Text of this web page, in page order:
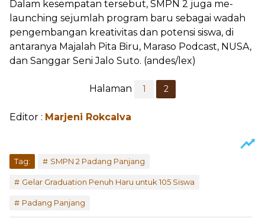
Dalam kesempatan tersebut, SMPN 2 juga me-
launching sejumlah program baru sebagai wadah
pengembangan kreativitas dan potensi siswa, di
antaranya Majalah Pita Biru, Maraso Podcast, NUSA,
dan Sanggar Seni Jalo Suto. (andes/lex)
Halaman 1 2
Editor : Marjeni Rokcalva
Tag: SMPN 2 Padang Panjang
Gelar Graduation Penuh Haru untuk 105 Siswa
Padang Panjang